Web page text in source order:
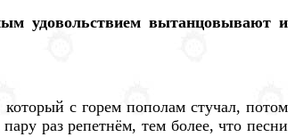
удовольствием вытанцовывают и
с горем пополам стучал, потом
раз репетнём, тем более, что песни